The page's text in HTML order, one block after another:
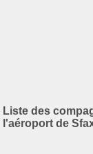
Liste des
l'aéroport de